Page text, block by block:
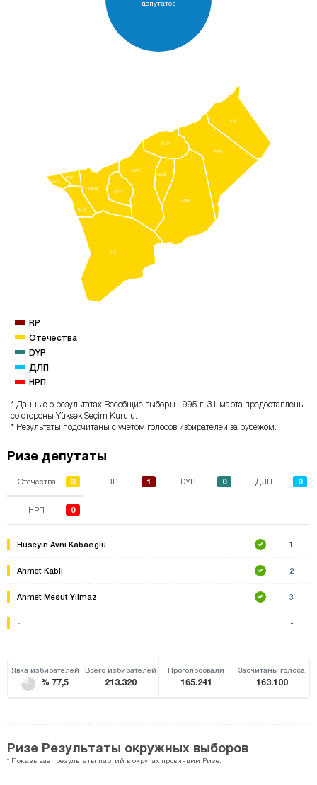
депутатов
ARD
ÇHM
ÇAY
FND
İKZ
KLD
PZR
MER
GNY
DRP HMŞ
İYD
RP
Отечества
DYP
ДЛП
НРП
* Данные о результатах Всеобщие выборы 1995 г. 31 марта предоставлены
со стороны Yüksek Seçim Kurulu.
* Результаты подсчитаны с учетом голосов избирателей за рубежом.
Ризе депутаты
Отечества 3 RP 1 DYP 0 ДЛП 0
НРП 0
Hüseyin Avni Kabaoğlu 1
Ahmet Kabil 2
Ahmet Mesut Yılmaz 3
- -
Явка избирателей
% 77,5
Всего избирателей
213.320
Проголосовали
165.241
Засчитаны голоса
163.100
Ризе Результаты окружных выборов
* Показывает результаты партий в округах провинции Ризе.